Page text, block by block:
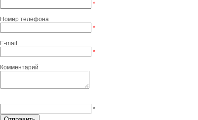
*
Номер телефона
*
E-mail
*
Комментарий
*